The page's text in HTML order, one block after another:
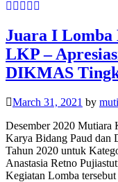
Juara I Lomba
LKP –
DIKMAS
March 31, 2021 by
Desember 2020 Mutiara
Karya Bidang Paud dan
Tahun 2020 untuk
Anastasia Retno
Kegiatan Lomba